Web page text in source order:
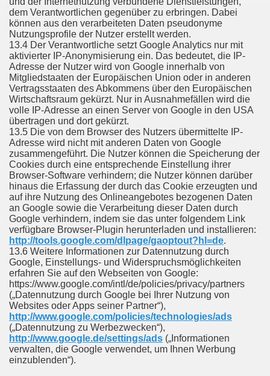
dem Verantwortlichen gegenüber zu erbringen. Dabei
können aus den verarbeiteten Daten pseudonyme
Nutzungsprofile der Nutzer erstellt werden.
13.4 Der Verantwortliche setzt Google Analytics nur mit
aktivierter IP-Anonymisierung ein. Das bedeutet, die IP-
Adresse der Nutzer wird von Google innerhalb von
Mitgliedstaaten der Europäischen Union oder in anderen
Vertragsstaaten des Abkommens über den Europäischen
Wirtschaftsraum gekürzt. Nur in Ausnahmefällen wird die
volle IP-Adresse an einen Server von Google in den USA
übertragen und dort gekürzt.
13.5 Die von dem Browser des Nutzers übermittelte IP-
Adresse wird nicht mit anderen Daten von Google
zusammengeführt. Die Nutzer können die Speicherung der
Cookies durch eine entsprechende Einstellung ihrer
Browser-Software verhindern; die Nutzer können darüber
hinaus die Erfassung der durch das Cookie erzeugten und
auf ihre Nutzung des Onlineangebotes bezogenen Daten
an Google sowie die Verarbeitung dieser Daten durch
Google verhindern, indem sie das unter folgendem Link
verfügbare Browser-Plugin herunterladen und installieren:
http://tools.google.com/dlpage/gaoptout?hl=de.
13.6 Weitere Informationen zur Datennutzung durch
Google, Einstellungs- und Widerspruchsmöglichkeiten
erfahren Sie auf den Webseiten von Google:
https://www.google.com/intl/de/policies/privacy/partners
(„Datennutzung durch Google bei Ihrer Nutzung von
Websites oder Apps seiner Partner“),
http://www.google.com/policies/technologies/ads
(„Datennutzung zu Werbezwecken“),
http://www.google.de/settings/ads („Informationen
verwalten, die Google verwendet, um Ihnen Werbung
einzublenden“).